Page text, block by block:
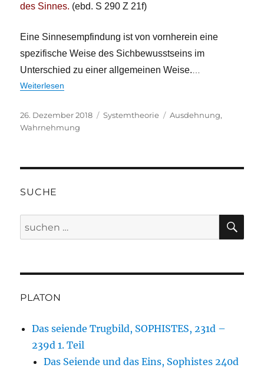
des Sinnes. (ebd. S 290 Z 21f)
Eine Sinnesempfindung ist von vornherein eine
spezifische Weise des Sichbewusstseins im
Unterschied zu einer allgemeinen Weise.
Weiterlesen
Veröffentlicht
am
26. Dezember 2018 Kategorien
Systemtheorie Schlagwörter
Ausdehnung,
Wahrnehmung
SUCHE
Suche
nach:
PLATON
Das seiende Trugbild, SOPHISTES, 231d –
239d 1. Teil
Das Seiende und das Eins, Sophistes 240d